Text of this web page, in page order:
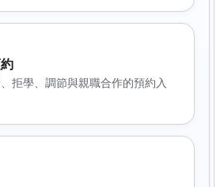
拒學、調節與親職合作的預約入